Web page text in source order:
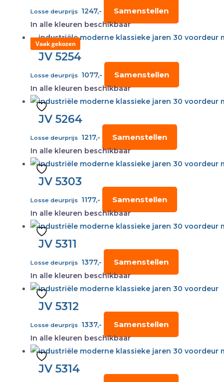
Losse deurprijs 1247,- Samenstellen
In alle kleuren beschikbaar
Vaak gekozen
JV 5254
Losse deurprijs 1077,- Samenstellen
In alle kleuren beschikbaar
JV 5264
Losse deurprijs 1217,- Samenstellen
In alle kleuren beschikbaar
JV 5303
Losse deurprijs 1177,- Samenstellen
In alle kleuren beschikbaar
JV 5311
Losse deurprijs 1377,- Samenstellen
In alle kleuren beschikbaar
JV 5312
Losse deurprijs 1337,- Samenstellen
In alle kleuren beschikbaar
JV 5314